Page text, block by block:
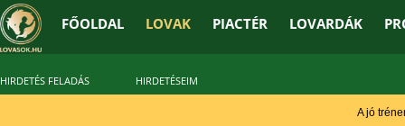
FŐOLDAL LOVAK PIACTÉR LOVARDÁK
HIRDETÉS FELADÁS HIRDETÉSEIM
A jó tréner